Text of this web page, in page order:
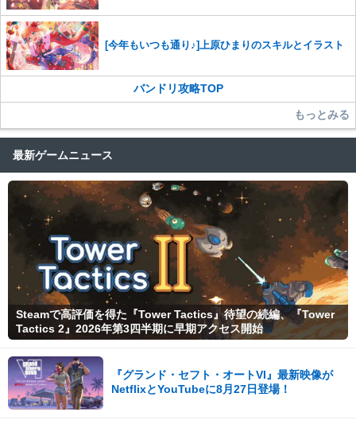
[今年もいつも通り♪]上原ひまりのスキルとイラスト
バンドリ攻略TOP
もっとみる
最新ゲームニュース
Steamで高評価を得た『Tower Tactics』待望の続編、『Tower
Tactics 2』2026年第3四半期に早期アクセス開始
『グランド・セフト・オートVI』最新映像が
NetflixとYouTubeに8月27日登場！